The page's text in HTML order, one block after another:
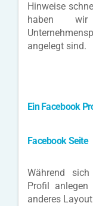
Hinweise
haben
angelegt sind.
Ein Facebook
Facebook Seite
Während
Profil
anderes